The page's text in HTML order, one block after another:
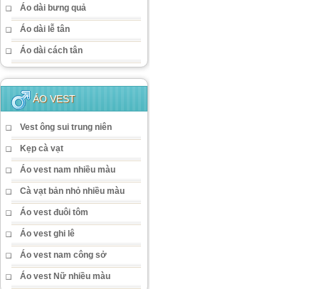
Áo dài bưng quả
Áo dài lễ tân
Áo dài cách tân
ÁO VEST
Vest ông sui trung niên
Kẹp cà vạt
Áo vest nam nhiều màu
Cà vạt bản nhỏ nhiều màu
Áo vest đuôi tôm
Áo vest ghi lê
Áo vest nam công sở
Áo vest Nữ nhiều màu